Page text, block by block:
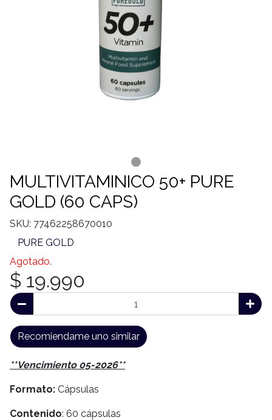
MULTIVITAMINICO 50+ PURE
GOLD (60 CAPS)
SKU: 77462258670010
PURE GOLD
Agotado.
$ 19.990
Recomiendame uno similar
**Vencimiento 05-2026**
Formato: Cápsulas
Contenido: 60 cápsulas